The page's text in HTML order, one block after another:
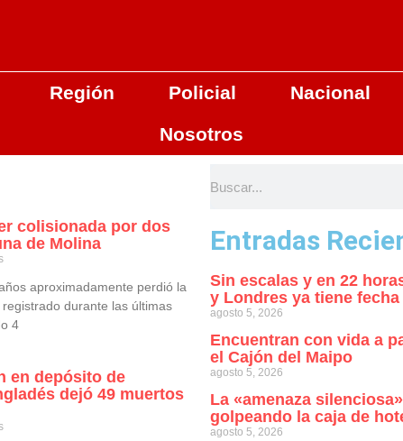
Región Policial
Nacional
Nosotros
colisionada por dos
de Molina
aproximadamente perdió la
durante las últimas
4
en depósito de
dejó 49 muertos
Entradas
Sin escalas y en 22
y Londres ya tiene fecha
agosto 5, 2026
Encuentran con vida a
el Cajón del Maipo
agosto 5, 2026
La «amenaza
golpeando la caja de
agosto 5, 2026